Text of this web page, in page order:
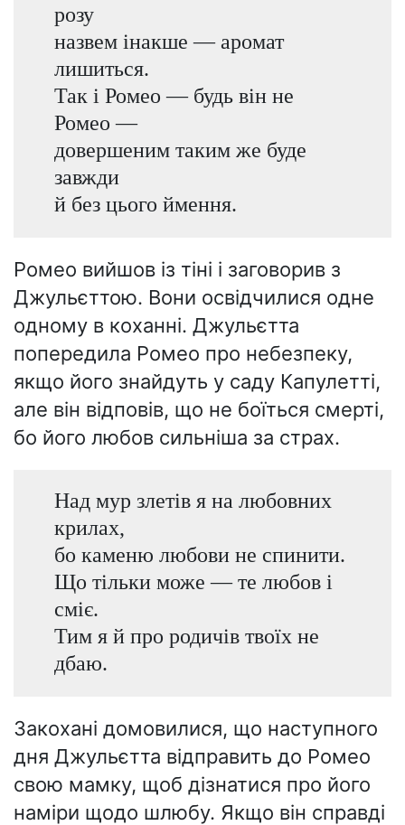
розу
назвем інакше — аромат
лишиться.
Так і Ромео — будь він не
Ромео —
довершеним таким же буде
завжди
й без цього ймення.
Ромео вийшов із тіні і заговорив з
Джульєттою. Вони освідчилися одне
одному в коханні. Джульєтта
попередила Ромео про небезпеку,
якщо його знайдуть у саду Капулетті,
але він відповів, що не боїться смерті,
бо його любов сильніша за страх.
Над мур злетів я на любовних
крилах,
бо каменю любови не спинити.
Що тільки може — те любов і
сміє.
Тим я й про родичів твоїх не
дбаю.
Закохані домовилися, що наступного
дня Джульєтта відправить до Ромео
свою мамку, щоб дізнатися про його
наміри щодо шлюбу. Якщо він справді